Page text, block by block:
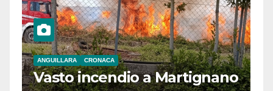
ANGUILLARA CRONACA
Vasto incendio a Martignano